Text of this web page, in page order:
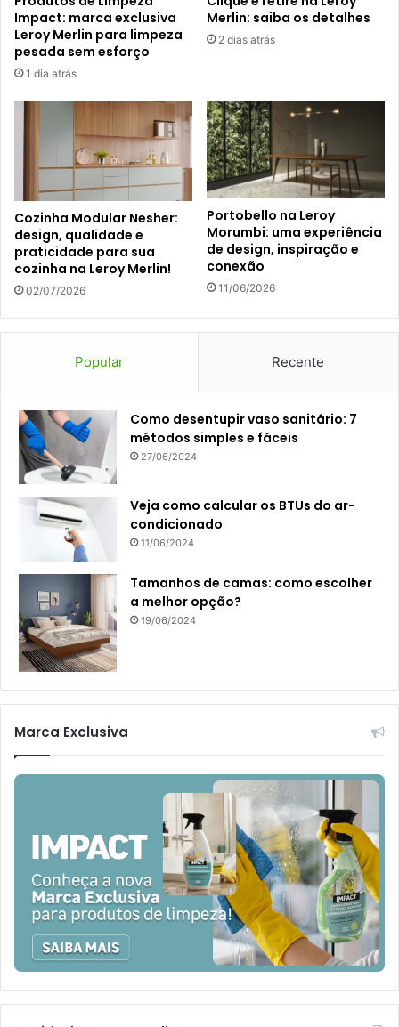
Impact: marca exclusiva
Leroy Merlin para limpeza
pesada sem esforço
1 dia atrás
Merlin: saiba os detalhes
2 dias atrás
Cozinha Modular Nesher:
design, qualidade e
praticidade para sua
cozinha na Leroy Merlin!
02/07/2026
Portobello na Leroy
Morumbi: uma experiência
de design, inspiração e
conexão
11/06/2026
Popular Recente
Como desentupir vaso sanitário: 7
métodos simples e fáceis
27/06/2024
Veja como calcular os BTUs do ar-
condicionado
11/06/2024
Tamanhos de camas: como escolher
a melhor opção?
19/06/2024
Marca Exclusiva